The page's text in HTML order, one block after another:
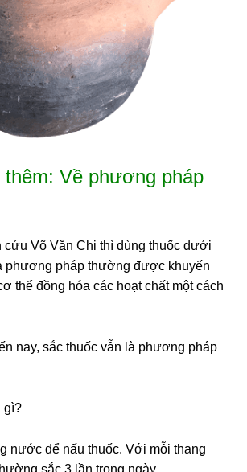
thêm: Về phương pháp
cứu Võ Văn Chi thì dùng thuốc dưới
phương pháp thường được khuyến
thể đồng hóa các hoạt chất một cách
nay, sắc thuốc vẫn là phương pháp
gì?
nước để nấu thuốc. Với mỗi thang
sắc 3 lần trong ngày.